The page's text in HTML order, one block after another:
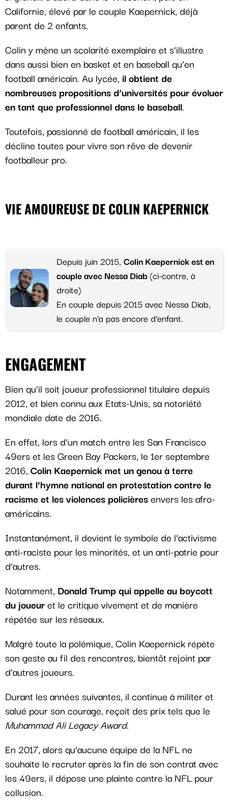
Californie, élevé par le couple Kaepernick, déjà
parent de 2 enfants.
Colin y mène un scolarité exemplaire et s’illustre
dans aussi bien en basket et en baseball qu’en
football américain. Au lycée, il obtient de
nombreuses propositions d’universités pour évoluer
en tant que professionnel dans le baseball.
Toutefois, passionné de football américain, il les
décline toutes pour vivre son rêve de devenir
footballeur pro.
VIE AMOUREUSE DE COLIN KAEPERNICK
Depuis juin 2015, Colin Kaepernick est en
couple avec Nessa Diab(ci-contre, à
droite)
En couple depuis 2015 avec Nessa Diab,
le couple n’a pas encore d’enfant.
ENGAGEMENT
Bien qu’il soit joueur professionnel titulaire depuis
2012, et bien connu aux Etats-Unis, sa notoriété
mondiale date de 2016.
En effet, lors d’un match entre les San Francisco
49ers et les Green Bay Packers, le 1er septembre
2016, Colin Kaepernick met un genou à terre
durant l’hymne national en protestation contre le
racisme et les violences policièresenvers les afro-
américains.
Instantanément, il devient le symbole de l’activisme
anti-raciste pour les minorités, et un anti-patrie pour
d’autres.
Notamment, Donald Trump qui appelle au boycott
du joueuret le critique vivement et de manière
répétée sur les réseaux.
Malgré toute la polémique, Colin Kaepernick répète
son geste au fil des rencontres, bientôt rejoint par
d’autres joueurs.
Durant les années suivantes, il continue à militer et
salué pour son courage, reçoit des prix tels que le
Muhammad Ali Legacy Award.
En 2017, alors qu’aucune équipe de la NFL ne
souhaite le recruter après la fin de son contrat avec
les 49ers, il dépose une plainte contre la NFL pour
collusion.